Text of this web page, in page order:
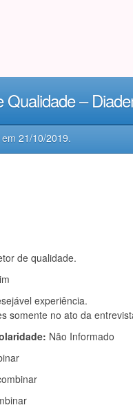
Qualidade –
21/10/2019.
de qualidade.
experiência.
somente no ato da
Não Informado